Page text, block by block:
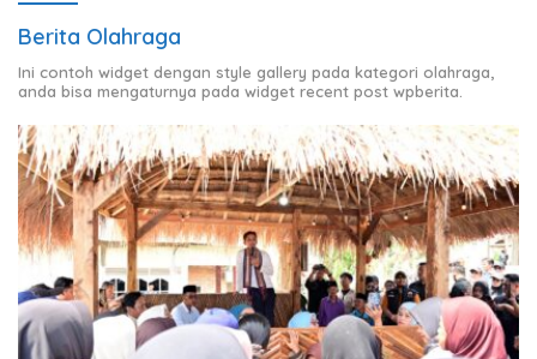
Berita Olahraga
Ini contoh widget dengan style gallery pada kategori olahraga,
anda bisa mengaturnya pada widget recent post wpberita.